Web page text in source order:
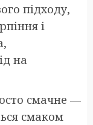
підходу,
і
на
смачне —
смаком